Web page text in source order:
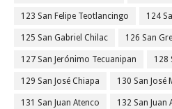
123 San Felipe Teotlancingo 124
125 San Gabriel Chilac 126 San
127 San Jerónimo Tecuanipan 128
129 San José Chiapa 130 San José
131 San Juan Atenco 132 San Juan